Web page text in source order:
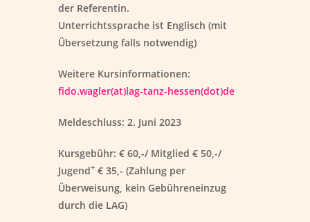
der Referentin.
Unterrichtssprache ist Englisch (mit
Übersetzung falls notwendig)
Weitere Kursinformationen:
fido.wagler(at)lag-tanz-hessen(dot)de
Meldeschluss: 2. Juni 2023
Kursgebühr: € 60,-/ Mitglied € 50,-/
Jugend+ € 35,- (Zahlung per
Überweisung, kein Gebühreneinzug
durch die LAG)